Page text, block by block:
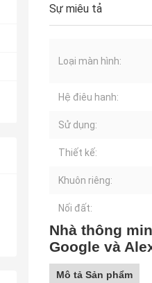
Sự miêu tả
Loại màn hình:
Hệ điêu hanh:
Sử dụng:
Thiết kế:
Khuôn riêng:
Nối đất:
Nhà thông
Google và
Mô tả Sản phẩm